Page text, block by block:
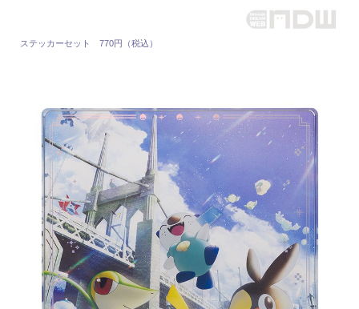
ステッカーセット 770円（税込）